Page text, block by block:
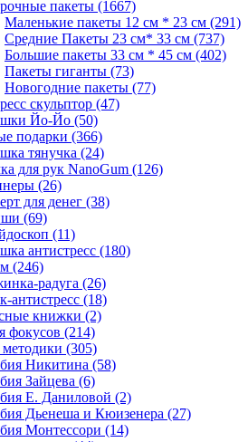
пакеты (1667)
Маленькие пакеты 12 см * 23 см (291)
Средние Пакеты 23 см* 33 см (737)
Большие пакеты 33 см * 45 см (402)
Пакеты гиганты (73)
Новогодние пакеты (77)
скульптор (47)
Йо-Йо (50)
подарки (366)
тянучка (24)
для рук NanoGum (126)
(26)
для денег (38)
(69)
(11)
антистресс (180)
(246)
радуга (26)
антистресс (18)
книжки (2)
фокусов (214)
(305)
Никитина (58)
Зайцева (6)
Е. Даниловой (2)
Дьенеша и Кюизенера (27)
Монтессори (14)